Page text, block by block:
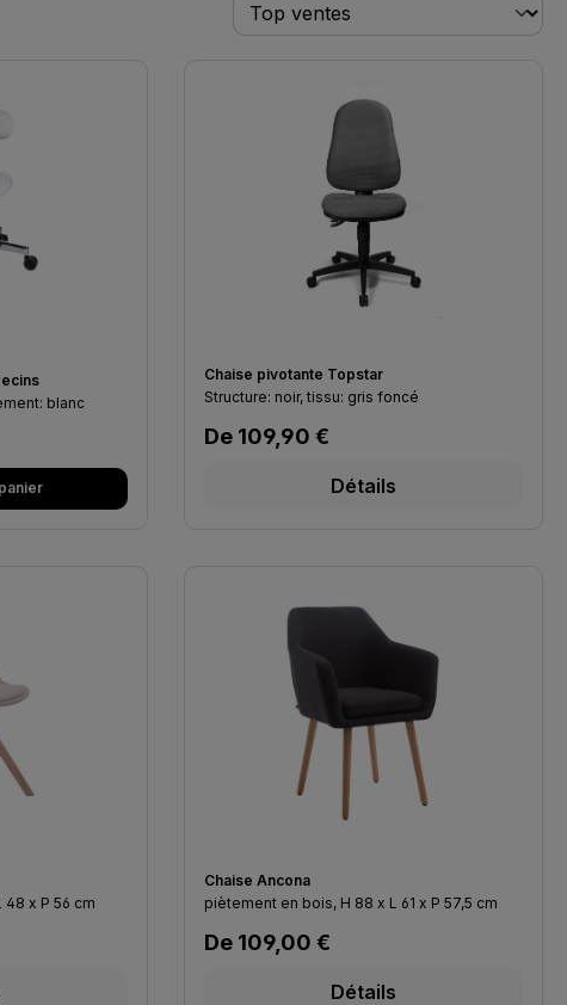
blanc
Chaise pivotante Topstar
Structure: noir, tissu: gris foncé
Prix régulier :
De 109,90 €
Détails
H 84 x L 48 x P 56 cm
Chaise Ancona
piètement en bois, H 88 x L 61 x P 57,5 cm
Prix régulier :
De 109,00 €
Détails